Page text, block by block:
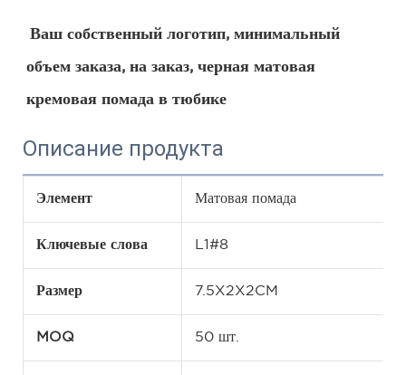
Ваш собственный логотип, минимальный
объем заказа, на заказ, черная матовая
кремовая помада в тюбике
Описание продукта
Элемент Матовая помада
Ключевые слова L1#8
Размер 7.5X2X2CM
MOQ 50 шт.